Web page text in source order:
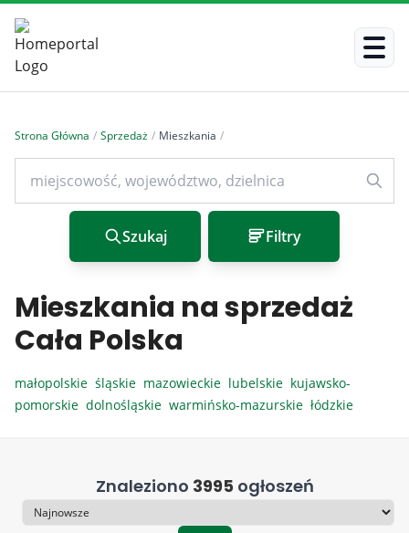
Strona Główna / Sprzedaż / Mieszkania /
Szukaj Filtry
Mieszkania na sprzedaż
Cała Polska
małopolskie śląskie mazowieckie lubelskie kujawsko-
pomorskie dolnośląskie warmińsko-mazurskie łódzkie
Znaleziono 3995 ogłoszeń
Sortowanie